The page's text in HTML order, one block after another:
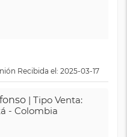
Recibida el: 2025-03-17
| Tipo Venta:
- Colombia